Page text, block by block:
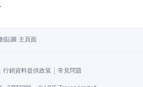
貼圖 主頁面
行銷資料提供政策 | 常見問題